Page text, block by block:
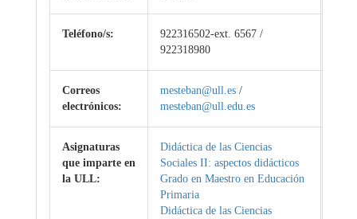
Teléfono/s:
922316502-ext. 6567 /
922318980
Correos
electrónicos:
mesteban@ull.es /
mesteban@ull.edu.es
Asignaturas
que imparte en
la ULL:
Didáctica de las Ciencias
Sociales II: aspectos didácticos
Grado en Maestro en Educación
Primaria
Didáctica de las Ciencias